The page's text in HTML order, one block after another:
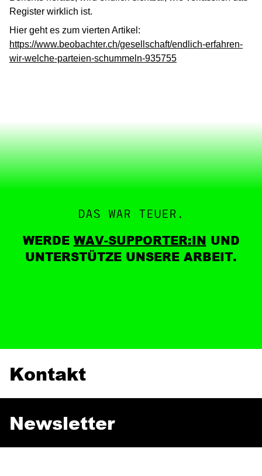
Register wirklich ist.
Hier geht es zum vierten Artikel:
https://www.beobachter.ch/gesellschaft/endlich-erfahren-
wir-welche-parteien-schummeln-935755
DAS WAR TEUER.
WERDE WAV-SUPPORTER:IN UND
UNTERSTÜTZE UNSERE ARBEIT.
Kontakt
Newsletter